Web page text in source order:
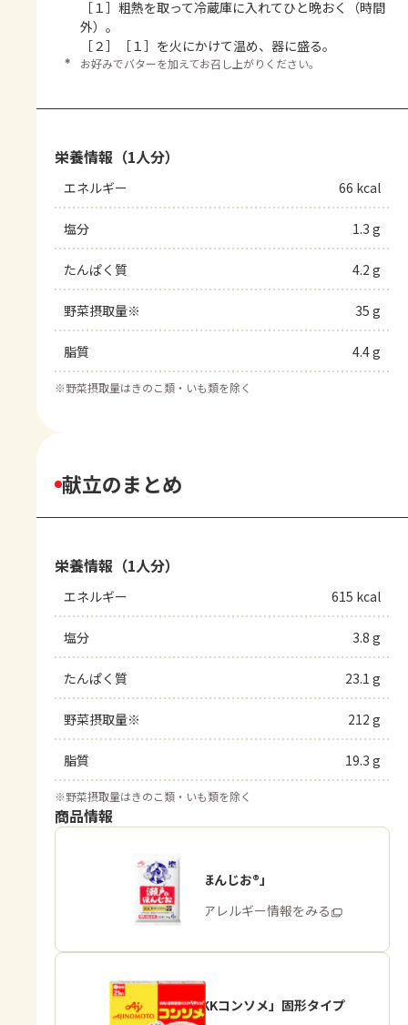
［１］粗熱を取って冷蔵庫に入れてひと晩おく（時間
外）。
［２］［１］を火にかけて温め、器に盛る。
＊ お好みでバターを加えてお召し上がりください。
栄養情報（1人分）
エネルギー 66 kcal
塩分 1.3 g
たんぱく質 4.2 g
野菜摂取量※ 35 g
脂質 4.4 g
※野菜摂取量はきのこ類・いも類を除く
献立のまとめ
栄養情報（1人分）
エネルギー 615 kcal
塩分 3.8 g
たんぱく質 23.1 g
野菜摂取量※ 212 g
脂質 19.3 g
※野菜摂取量はきのこ類・いも類を除く
商品情報
「瀬戸のほんじお®」
商品・アレルギー情報をみる
「味の素KKコンソメ」固形タイプ